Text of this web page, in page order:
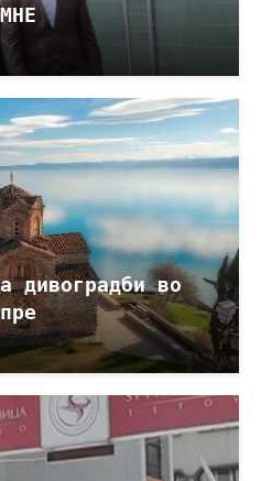
дивоградби во